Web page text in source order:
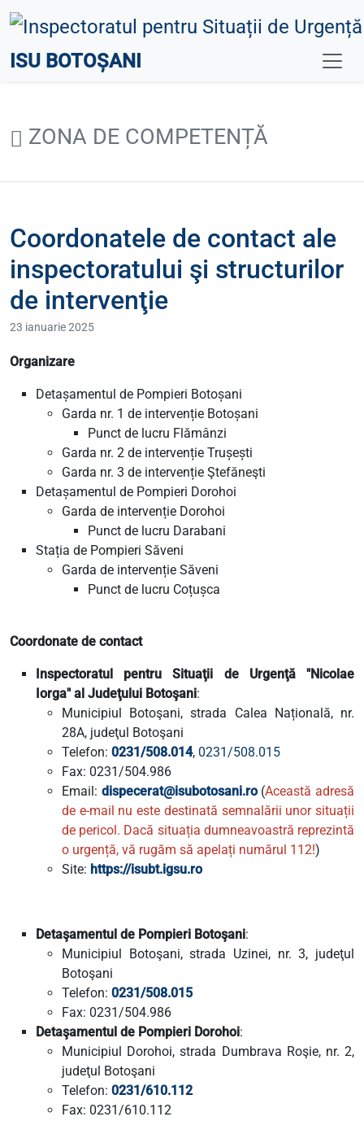
ISU BOTOȘANI
ZONA DE COMPETENȚĂ
Coordonatele de contact ale
inspectoratului şi structurilor
de intervenţie
23 ianuarie 2025
Organizare
Detașamentul de Pompieri Botoșani
Garda nr. 1 de intervenție Botoșani
Punct de lucru Flămânzi
Garda nr. 2 de intervenție Trușești
Garda nr. 3 de intervenție Ştefăneşti
Detașamentul de Pompieri Dorohoi
Garda de intervenție Dorohoi
Punct de lucru Darabani
Stația de Pompieri Săveni
Garda de intervenție Săveni
Punct de lucru Coțușca
Coordonate de contact
Inspectoratul pentru Situaţii de Urgenţă "Nicolae
Iorga" al Judeţului Botoşani:
Municipiul Botoşani, strada Calea Națională, nr.
28A, judeţul Botoşani
Telefon: 0231/508.014, 0231/508.015
Fax: 0231/504.986
Email: dispecerat@isubotosani.ro(Această adresă
de e-mail nu este destinată semnalării unor situații
de pericol. Dacă situația dumneavoastră reprezintă
o urgență, vă rugăm să apelați numărul 112!)
Site: https://isubt.igsu.ro
Detaşamentul de Pompieri Botoşani:
Municipiul Botoşani, strada Uzinei, nr. 3, judeţul
Botoşani
Telefon: 0231/508.015
Fax: 0231/504.986
Detaşamentul de Pompieri Dorohoi:
Municipiul Dorohoi, strada Dumbrava Roşie, nr. 2,
judeţul Botoşani
Telefon: 0231/610.112
Fax: 0231/610.112